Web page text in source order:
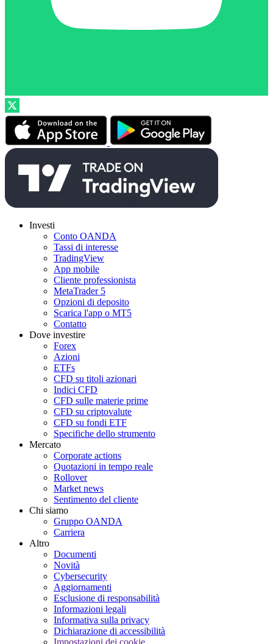
Investi
Conto OANDA
Tassi di interesse
TradingView
App mobile
Cliente professionista
MetaTrader 5
Opzioni di deposito
Scarica l'app o MT5
Contatto
Dove investire
Forex
Azioni
ETFs
CFD su titoli azionari
Indici CFD
CFD sulle materie prime
CFD su criptovalute
CFD su fondi ETF
Specifiche dello strumento
Mercato
Corporate actions
Quotazioni in tempo reale
Rollover
Market news
Sentimento del cliente
Chi siamo
Gruppo OANDA
Carriera
Altro
Documenti
Novità
Cybersecurity
Aggiornamenti
Esclusione di responsabilità
Informazioni legali
Informativa sulla privacy
Dichiarazione di accessibilità
Impostazioni dei cookie